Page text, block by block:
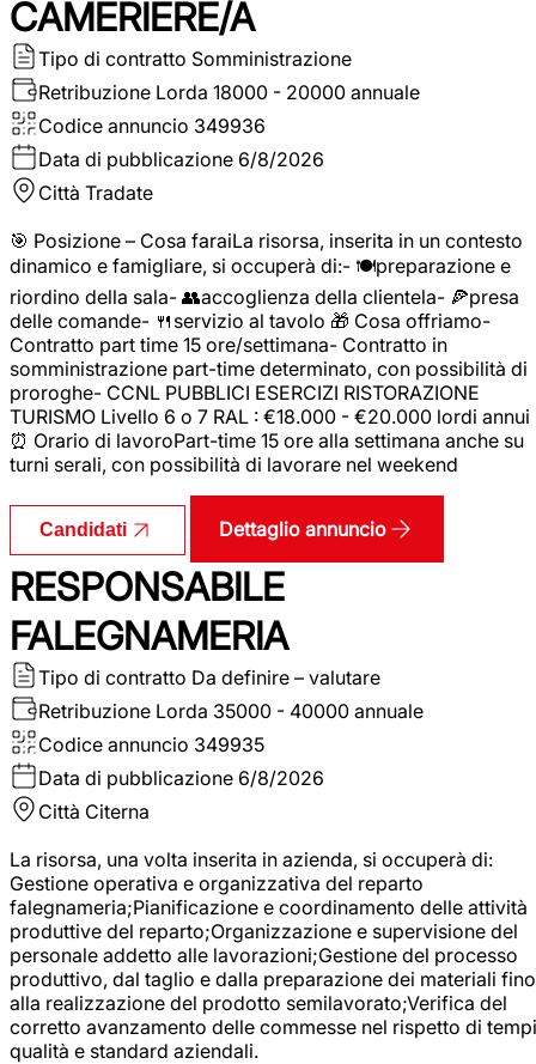
CAMERIERE/A
Tipo di contratto Somministrazione
Retribuzione Lorda 18000 - 20000 annuale
Codice annuncio 349936
Data di pubblicazione 6/8/2026
Città Tradate
🎯 Posizione – Cosa faraiLa risorsa, inserita in un contesto
dinamico e famigliare, si occuperà di:- 🍽️preparazione e
riordino della sala- 👥accoglienza della clientela- 🍕presa
delle comande- 🍴servizio al tavolo 🎁 Cosa offriamo-
Contratto part time 15 ore/settimana- Contratto in
somministrazione part-time determinato, con possibilità di
proroghe- CCNL PUBBLICI ESERCIZI RISTORAZIONE
TURISMO Livello 6 o 7 RAL : €18.000 - €20.000 lordi annui
⏰ Orario di lavoroPart-time 15 ore alla settimana anche su
turni serali, con possibilità di lavorare nel weekend
Candidati Dettaglio annuncio
RESPONSABILE
FALEGNAMERIA
Tipo di contratto Da definire – valutare
Retribuzione Lorda 35000 - 40000 annuale
Codice annuncio 349935
Data di pubblicazione 6/8/2026
Città Citerna
La risorsa, una volta inserita in azienda, si occuperà di:
Gestione operativa e organizzativa del reparto
falegnameria;Pianificazione e coordinamento delle attività
produttive del reparto;Organizzazione e supervisione del
personale addetto alle lavorazioni;Gestione del processo
produttivo, dal taglio e dalla preparazione dei materiali fino
alla realizzazione del prodotto semilavorato;Verifica del
corretto avanzamento delle commesse nel rispetto di
qualità e standard aziendali.